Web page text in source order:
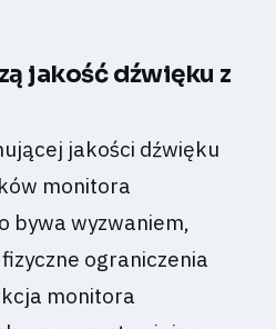
jakość dźwięku z
jakości dźwięku
monitora
bywa wyzwaniem,
ograniczenia
monitora